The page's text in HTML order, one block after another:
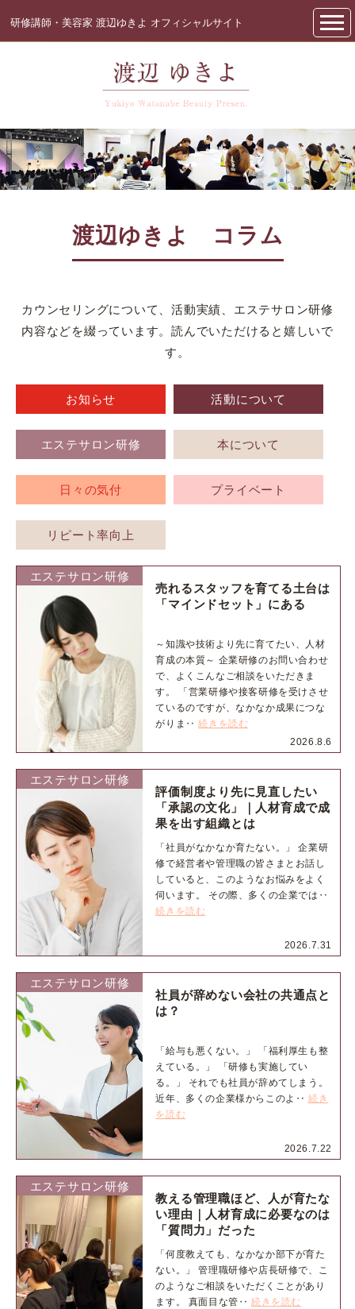
研修講師・美容家 渡辺ゆきよ オフィシャルサイト
渡辺ゆきよ コラム
カウンセリングについて、活動実績、エステサロン研修
内容などを綴っています。読んでいただけると嬉しいで
す。
お知らせ 活動について
エステサロン研修 本について
日々の気付 プライベート
リピート率向上
エステサロン研修
2026.8.6
売れるスタッフを育てる土台は
「マインドセット」にある
～知識や技術より先に育てたい、人材
育成の本質～ 企業研修のお問い合わせ
で、よくこんなご相談をいただきま
す。 「営業研修や接客研修を受けさせ
ているのですが、なかなか成果につな
がりま‥続きを読む
エステサロン研修
2026.7.31
評価制度より先に見直したい
「承認の文化」｜人材育成で成
果を出す組織とは
「社員がなかなか育たない。」 企業研
修で経営者や管理職の皆さまとお話し
していると、このようなお悩みをよく
伺います。 その際、多くの企業では‥
続きを読む
エステサロン研修
2026.7.22
社員が辞めない会社の共通点と
は？
「給与も悪くない。」 「福利厚生も整
えている。」 「研修も実施してい
る。」 それでも社員が辞めてしまう。
近年、多くの企業様からこのよ‥続き
を読む
エステサロン研修
教える管理職ほど、人が育たな
い理由｜人材育成に必要なのは
「質問力」だった
「何度教えても、なかなか部下が育た
ない。」 管理職研修や店長研修で、こ
のようなご相談をいただくことがあり
ます。 真面目な管‥続きを読む